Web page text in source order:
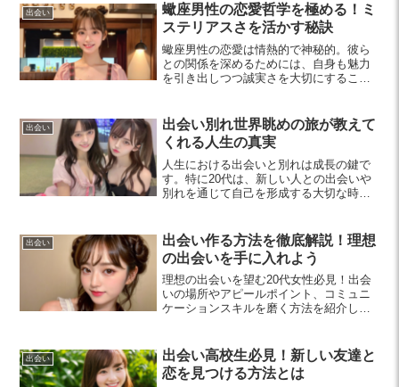
出会い
蠍座男性の恋愛哲学を極める！ミ
ステリアスさを活かす秘訣
蠍座男性の恋愛は情熱的で神秘的。彼ら
との関係を深めるためには、自身も魅力
を引き出しつつ誠実さを大切にすること
出会い
出会い別れ世界眺めの旅が教えて
くれる人生の真実
人生における出会いと別れは成長の鍵で
す。特に20代は、新しい人との出会いや
別れを通じて自己を形成する大切な時
ます。
出会い
出会い作る方法を徹底解説！理想
の出会いを手に入れよう
理想の出会いを望む20代女性必見！出会
いの場所やアピールポイント、コミュニ
ケーションスキルを磨く方法を紹介しま
出会い
出会い高校生必見！新しい友達と
恋を見つける方法とは